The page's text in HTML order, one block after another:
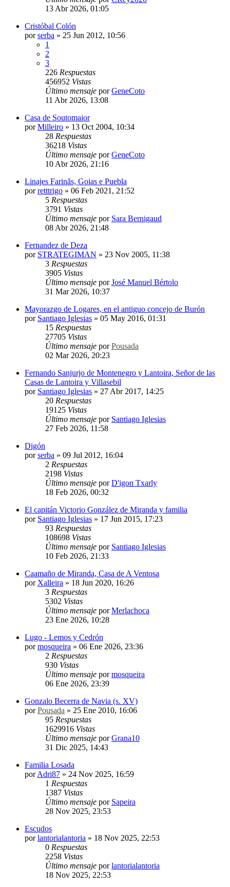
13 Abr 2026, 01:05
Cristóbal Colón
porserba » 25 Jun 2012, 10:56
1
2
3
226 Respuestas
456952 Vistas
Último mensaje porGeneCoto
11 Abr 2026, 13:08
Casa de Soutomaior
porMilleiro » 13 Oct 2004, 10:34
28 Respuestas
36218 Vistas
Último mensaje porGeneCoto
10 Abr 2026, 21:16
Linajes Farinãs, Goias e Puebla
porretttrigo » 06 Feb 2021, 21:52
5 Respuestas
3791 Vistas
Último mensaje por Sara Bernigaud
08 Abr 2026, 21:48
Fernandez de Deza
por STRATEGIMAN » 23 Nov 2005, 11:38
3 Respuestas
3905 Vistas
Último mensaje porJosé Manuel Bértolo
31 Mar 2026, 10:37
Mayorazgo de Logares, en el antiguo concejo de Burón
por Santiago Iglesias » 05 May 2016, 01:31
15 Respuestas
27705 Vistas
Último mensaje porPousada
02 Mar 2026, 20:23
Fernando Sanjurjo de Montenegro y Lantoira, Señor de las
Casas de Lantoira y Villasebil
por Santiago Iglesias » 27 Abr 2017, 14:25
20 Respuestas
19125 Vistas
Último mensaje por Santiago Iglesias
27 Feb 2026, 11:58
Digón
porserba » 09 Jul 2012, 16:04
2 Respuestas
2198 Vistas
Último mensaje porD'igon Txarly
18 Feb 2026, 00:32
El capitán Victorio González de Miranda y familia
por Santiago Iglesias » 17 Jun 2015, 17:23
93 Respuestas
108698 Vistas
Último mensaje por Santiago Iglesias
10 Feb 2026, 21:33
Caamaño de Miranda, Casa de A Ventosa
por Xalleira » 18 Jun 2020, 16:26
3 Respuestas
5302 Vistas
Último mensaje porMerlachoca
23 Ene 2026, 10:28
Lugo - Lemos y Cedrón
pormosqueira » 06 Ene 2026, 23:36
2 Respuestas
930 Vistas
Último mensaje pormosqueira
06 Ene 2026, 23:39
Gonzalo Becerra de Navia (s. XV)
porPousada » 25 Ene 2010, 16:06
95 Respuestas
1629916 Vistas
Último mensaje porGrana10
31 Dic 2025, 14:43
Familia Losada
porAdri87 » 24 Nov 2025, 16:59
1 Respuestas
1387 Vistas
Último mensaje por Sapeira
28 Nov 2025, 23:53
Escudos
porlantorialantoria » 18 Nov 2025, 22:53
0 Respuestas
2258 Vistas
Último mensaje porlantorialantoria
18 Nov 2025, 22:53